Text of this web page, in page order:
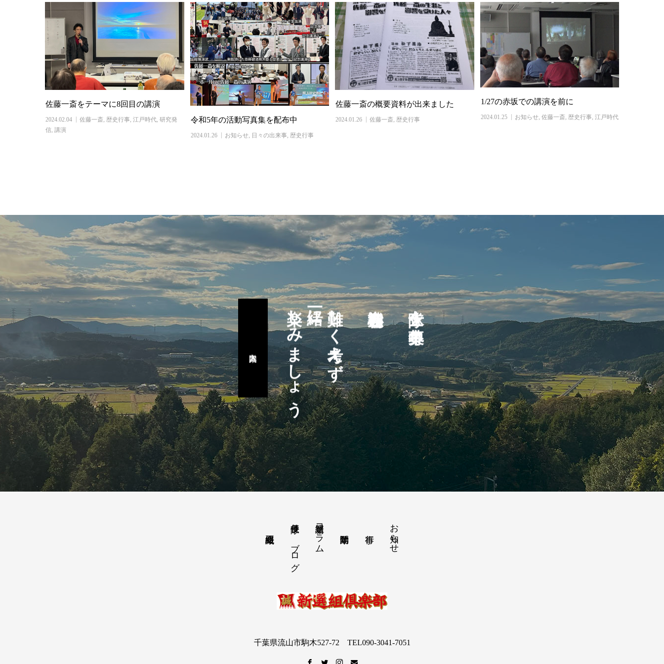
佐藤一斎をテーマに8回目の講演
2024.02.04 佐藤一斎, 歴史行事, 江戸時代, 研究発
信, 講演
令和5年の活動写真集を配布中
2024.01.26 お知らせ, 日々の出来事, 歴史行事
佐藤一斎の概要資料が出来ました
2024.01.26 佐藤一斎, 歴史行事
1/27の赤坂での講演を前に
2024.01.25 お知らせ 佐藤一斎, 歴史行事, 江戸時代
隊士を募集中
難しく考えず
一緒に
楽しみましょう
お知らせ
新選組コラム
隊長便り－ブログ
千葉県流山市駒木527-72 TEL090-3041-7051